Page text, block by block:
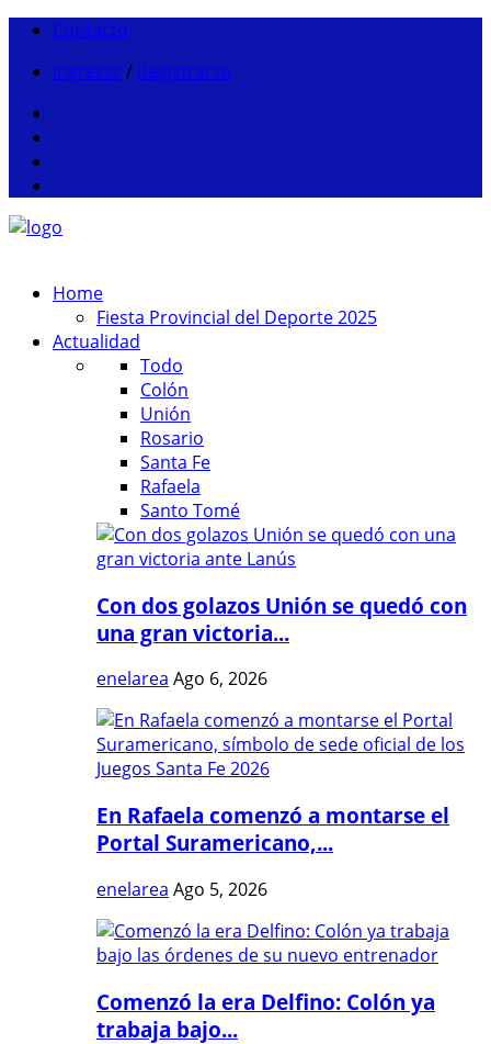
Contacto
Ingresar / Registrarse
Home
Fiesta Provincial del Deporte 2025
Actualidad
Todo
Colón
Unión
Rosario
Santa Fe
Rafaela
Santo Tomé
Con dos golazos Unión se quedó con
una gran victoria...
enelarea Ago 6, 2026
En Rafaela comenzó a montarse el
Portal Suramericano,...
enelarea Ago 5, 2026
Comenzó la era Delfino: Colón ya
trabaja bajo...